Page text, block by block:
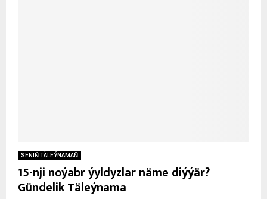
SENIŇ TÄLEÝNAMAŇ
15-nji noýabr ýyldyzlar näme diýýär?
Gündelik Täleýnama